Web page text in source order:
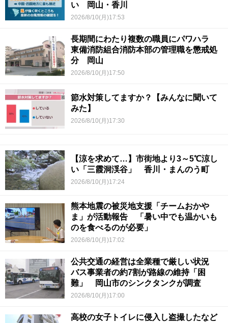
い 岡山・香川
2026/8/10(月)17:53
長期間にわたり複数の職員にパワハラ
東備消防組合消防本部の管理職を懲戒処
分 岡山
2026/8/10(月)17:50
節水対策してますか？【みんなに聞いて
みた】
2026/8/10(月)17:30
【涼を求めて…】市街地より3～5℃涼し
い「三霞洞渓谷」 香川・まんのう町
2026/8/10(月)17:24
熊本地震の被災地支援「チームおかや
ま」が活動報告 「暑い中でも温かいも
のを食べるのが必要」
2026/8/10(月)17:02
公共交通の経営は全業種で厳しい状況
バス事業者の約7割が路線の維持「困
難」 岡山市のシンクタンクが調査
2026/8/10(月)17:00
高校の女子トイレに侵入し盗撮したなど